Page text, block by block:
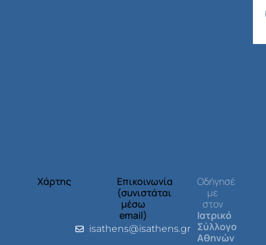
Χάρτης
Επικοινωνία
(συνιστάται
μέσω
email)
isathens@isathens.gr
Οδήγησέ
με
στον
Ιατρικό
Σύλλογο
Αθηνών